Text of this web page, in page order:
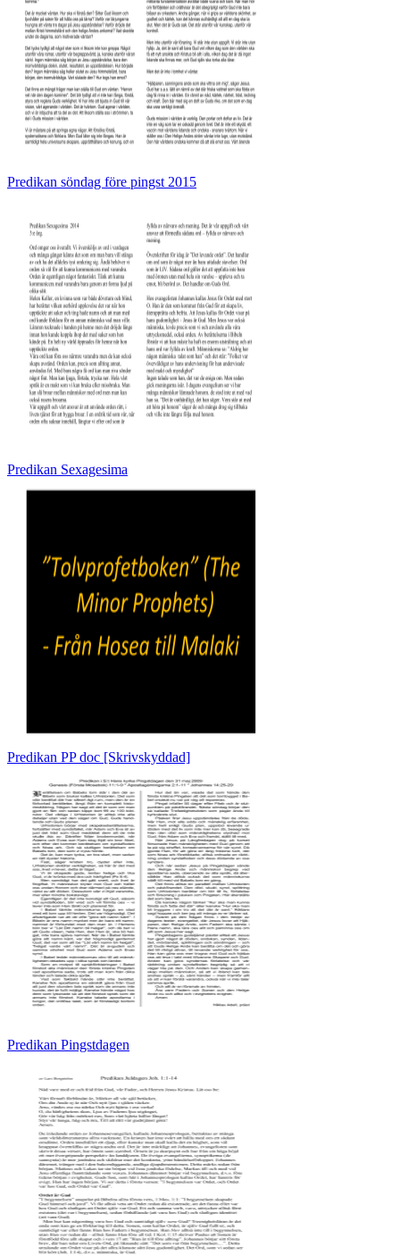
Predikan söndag före pingst 2015
Predikan Sexagesima
Predikan PP doc [Skrivskyddad]
Predikan Pingstdagen